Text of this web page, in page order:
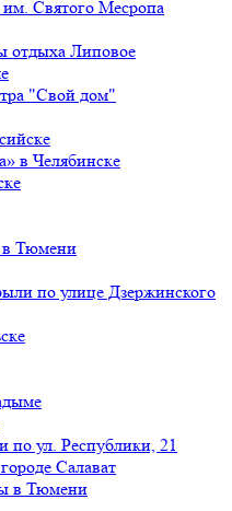
им. Святого Месропа
отдыха Липовое
"Свой дом"
в Челябинске
в Тюмени
по улице Дзержинского
по ул. Республики, 21
Салават
в Тюмени